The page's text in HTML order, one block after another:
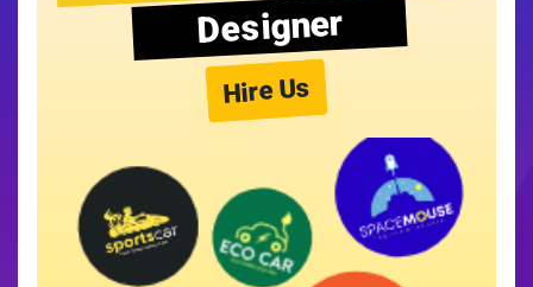
Designer
Hire Us